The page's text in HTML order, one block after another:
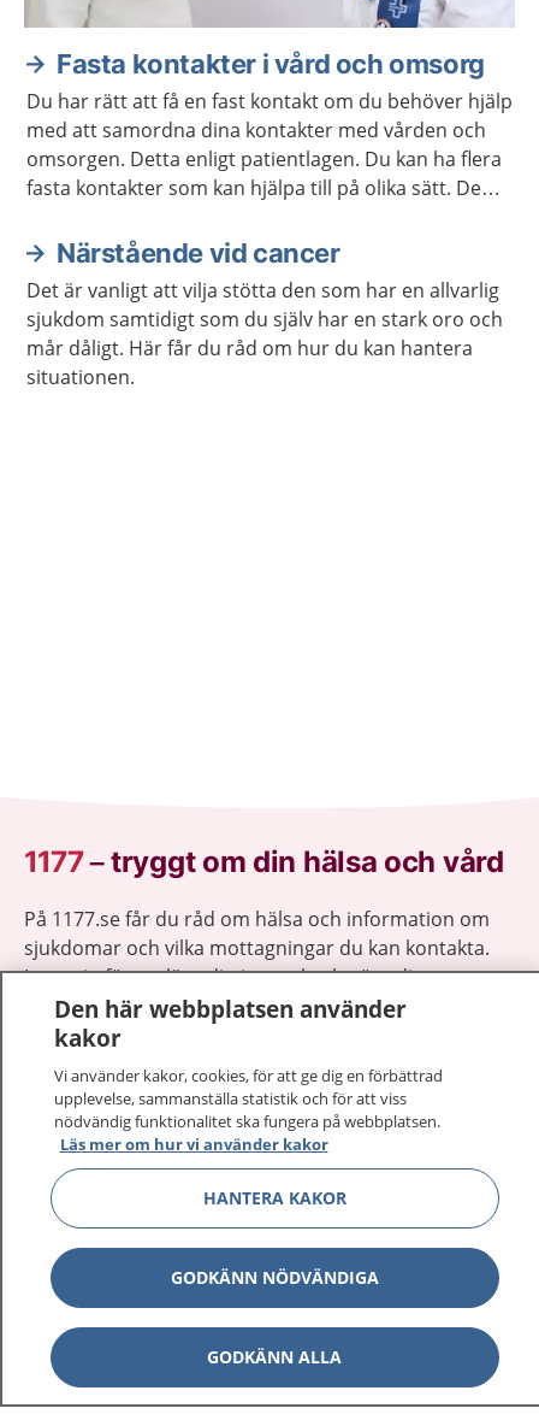
Fasta kontakter i vård och omsorg
Du har rätt att få en fast kontakt om du behöver hjälp
med att samordna dina kontakter med vården och
omsorgen. Detta enligt patientlagen. Du kan ha flera
fasta kontakter som kan hjälpa till på olika sätt. De
vård och omsorg.
Närstående vid cancer
Det är vanligt att vilja stötta den som har en allvarlig
sjukdom samtidigt som du själv har en stark oro och
mår dåligt. Här får du råd om hur du kan hantera
situationen.
1177–tryggt om din hälsa och vård
På 1177.se får du råd om hälsa och information om
sjukdomar och vilka mottagningar du kan kontakta.
Logga in för att läsa din journal och göra dina
vårdärenden. Ring telefonnummer 1177 för
sjukvårdsrådgivning dygnet runt.
1177 ger dig råd när du vill må bättre.
1177 på flera språk Visa
Om 1177 Visa
Kontakt Visa
Den här webbplatsen använder
kakor
Vi använder kakor, cookies, för att ge dig en förbättrad
upplevelse, sammanställa statistik och för att viss
nödvändig funktionalitet ska fungera på webbplatsen.
Läs mer om hur vi använder kakor
HANTERA KAKOR
GODKÄNN NÖDVÄNDIGA
GODKÄNN ALLA